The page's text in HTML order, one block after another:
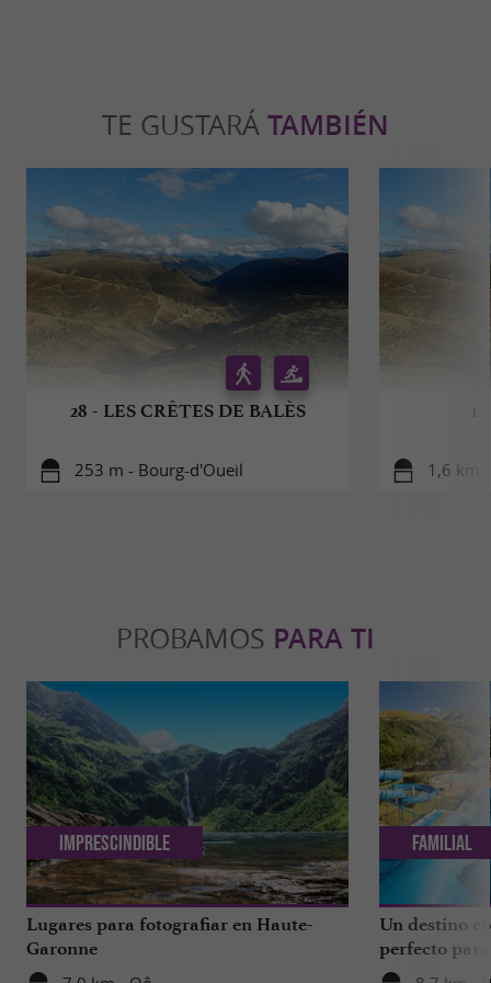
TE GUSTARÁ TAMBIÉN
28 - LES CRÊTES DE BALÈS
253 m - Bourg-d'Oueil 1,6 km
PROBAMOS PARA TI
Lugares para fotografiar en Haute-
Garonne
Imprescindible
Un destino
perfecto
Parque
Familial